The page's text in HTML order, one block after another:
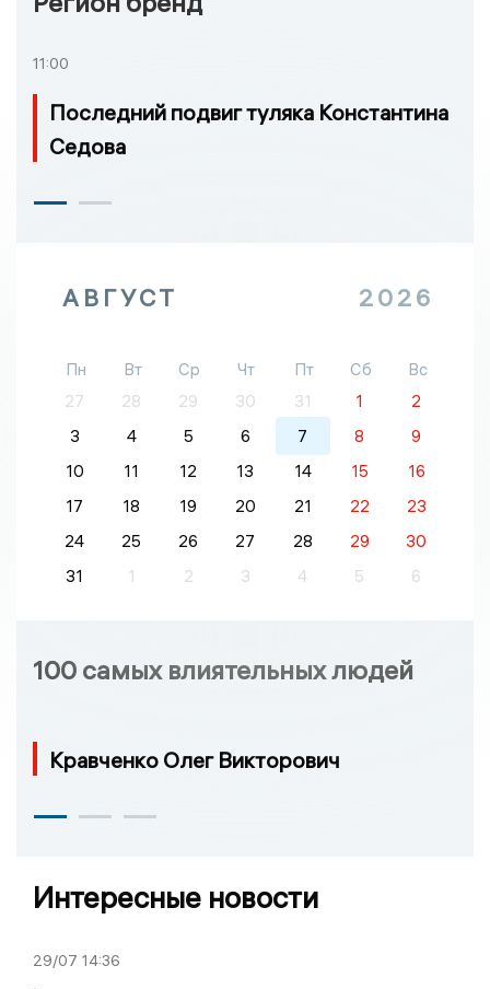
11:00
Последний подвиг туляка Константина
Седова
АВГУСТ 2026
Пн Вт Ср Чт Пт Сб
Вс
27
28 29 30 31 1
2
3
4 5 6 7 8
9
10
11 12 13 14 15
16
17
18 19 20 21 22
23
24
25 26 27 28 29
30
31
1 2 3 4 5 6
100 самых влиятельных людей
Кравченко Олег Викторович
Интересные новости
29/07 14:36